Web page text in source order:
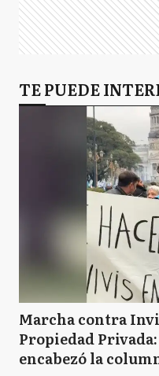
TE PUEDE
Marcha contra
Propiedad
encabezó la